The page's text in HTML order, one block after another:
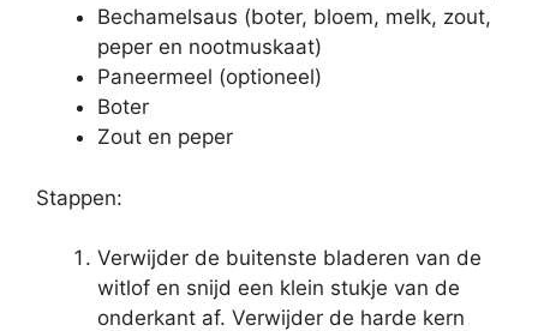
Bechamelsaus (boter, bloem, melk, zout,
peper en nootmuskaat)
Paneermeel (optioneel)
Boter
Zout en peper
Stappen:
Verwijder de buitenste bladeren van de
witlof en snijd een klein stukje van de
onderkant af. Verwijder de harde kern